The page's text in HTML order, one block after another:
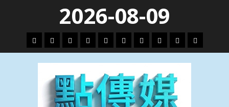
content
2026-08-09
頭
條
財
經
地
方.
會
文
教.
技
專
題
娛
樂
劇
政
治
國
際
運
動
生
活